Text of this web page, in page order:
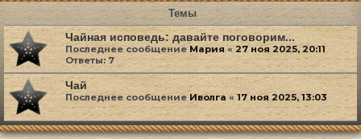
Темы
Чайная исповедь: давайте поговорим...
Последнее сообщениеМария«27 ноя 2025, 20:11
Ответы:7
Чай
Последнее сообщениеИволга« 17 ноя 2025, 13:03